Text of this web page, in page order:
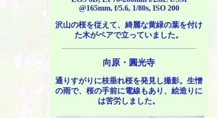
@165mm, f/5.6, 1/80s, ISO 200
沢山の桜を従えて、綺麗な黄緑の葉を付け
た木がペアで立っていました。
向原・圓光寺
通りすがりに枝垂れ桜を発見し撮影。生憎
の雨で、桜の手前に電線もあり、絵造りに
は苦労しました。